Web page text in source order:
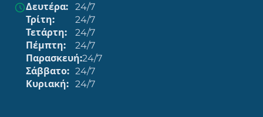
Δευτέρα:
24/7
Τρίτη:
24/7
Τετάρτη:
24/7
Πέμπτη:
24/7
Παρασκευή:24/7
Σάββατο: 24/7
Κυριακή: 24/7